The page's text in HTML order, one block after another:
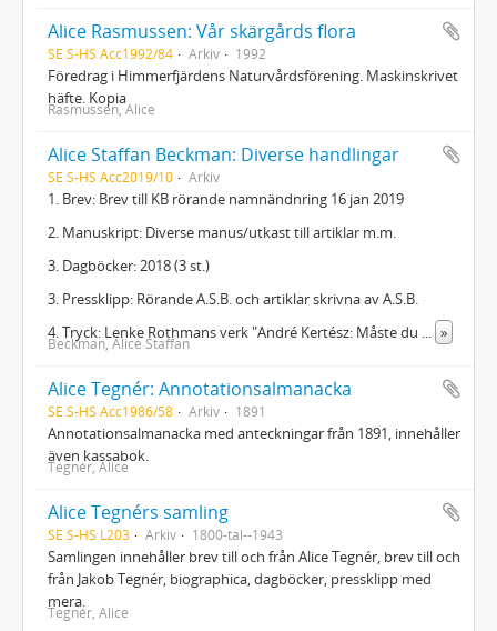
Alice Rasmussen: Vår skärgårds flora
SE S-HS Acc1992/84 Arkiv 1992
Föredrag i Himmerfjärdens Naturvårdsförening. Maskinskrivet
häfte. Kopia
Rasmussen, Alice
Alice Staffan Beckman: Diverse handlingar
SE S-HS Acc2019/10 Arkiv
1. Brev: Brev till KB rörande namnändnring 16 jan 2019
2. Manuskript: Diverse manus/utkast till artiklar m.m.
3. Dagböcker: 2018 (3 st.)
3. Pressklipp: Rörande A.S.B. och artiklar skrivna av A.S.B.
4. Tryck: Lenke Rothmans verk "André Kertész: Måste du
»
Beckman, Alice Staffan
Alice Tegnér: Annotationsalmanacka
SE S-HS Acc1986/58 Arkiv 1891
Annotationsalmanacka med anteckningar från 1891, innehåller
även kassabok.
Tegnér, Alice
Alice Tegnérs samling
SE S-HS L203 Arkiv 1800-tal--1943
Samlingen innehåller brev till och från Alice Tegnér, brev till och
från Jakob Tegnér, biographica, dagböcker, pressklipp med
mera.
Tegnér, Alice